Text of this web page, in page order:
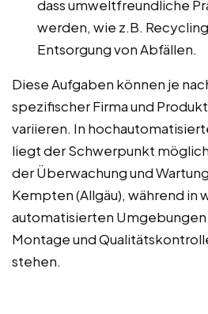
dass umweltfreundliche
werden, wie z.B.
Entsorgung von Abfällen.
Diese Aufgaben können je
spezifischer Firma und
variieren. In
liegt der Schwerpunkt
der Überwachung und
Kempten (Allgäu), während in
automatisierten Umgebungen
Montage und
stehen.